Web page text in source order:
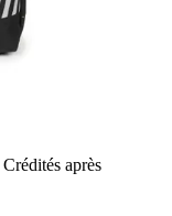
Crédités après